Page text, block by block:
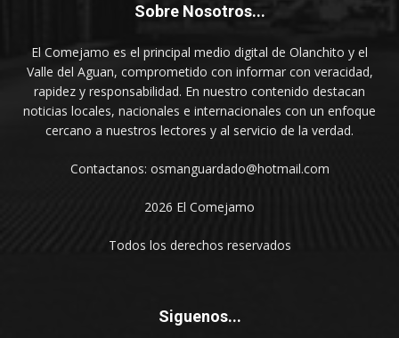
Sobre Nosotros...
El Comejamo es el principal medio digital de Olanchito y el
Valle del Aguan, comprometido con informar con veracidad,
rapidez y responsabilidad. En nuestro contenido destacan
noticias locales, nacionales e internacionales con un enfoque
cercano a nuestros lectores y al servicio de la verdad.
Contactanos: osmanguardado@hotmail.com
2026 El Comejamo
Todos los derechos reservados
Siguenos...